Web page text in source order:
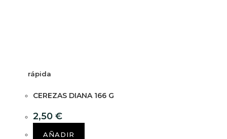
rápida
CEREZAS DIANA 166 G
2,50 €
AÑADIR